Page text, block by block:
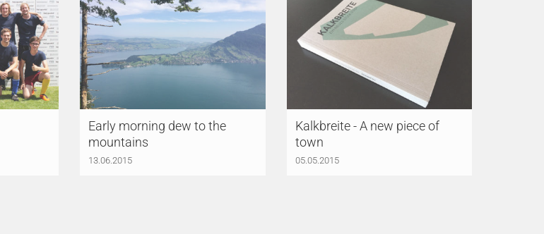
Early morning dew to the
mountains
13.06.2015
Kalkbreite - A new piece of
town
05.05.2015